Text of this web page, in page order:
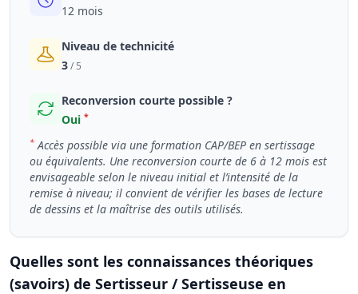
12 mois
Niveau de technicité
3/ 5
Reconversion courte possible ?
Oui *
* Accès possible via une formation CAP/BEP en sertissage
ou équivalents. Une reconversion courte de 6 à 12 mois est
envisageable selon le niveau initial et l’intensité de la
remise à niveau; il convient de vérifier les bases de lecture
de dessins et la maîtrise des outils utilisés.
Quelles sont les connaissances théoriques
(savoirs) de Sertisseur / Sertisseuse en